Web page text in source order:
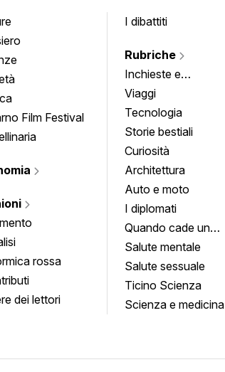
Film Festival
rossa
dei lettori
I dibattiti
Rubriche
Inchieste e
approfondimenti
Viaggi
Tecnologia
Storie bestiali
Curiosità
Architettura
Auto e moto
I diplomati
Quando cade un
quadro
Salute mentale
Salute sessuale
Ticino Scienza
Scienza e medicina